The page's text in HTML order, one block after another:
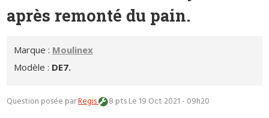
après remonté du pain.
Marque : Moulinex
Modèle : DE7.
Question posée parRegis 8 ptsLe 19 Oct 2021 - 09h20